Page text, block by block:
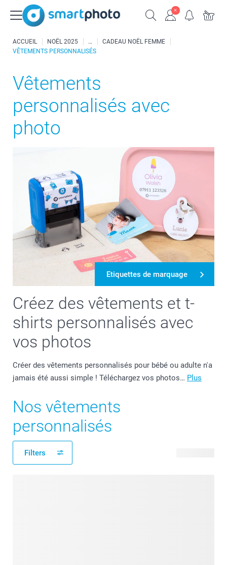
ACCUEIL NOËL 2025
CADEAU NOËL FEMME
VÊTEMENTS PERSONNALISÉS
Vêtements
personnalisés avec
photo
Créez des vêtements et t-
shirts personnalisés avec
vos photos
Créer des vêtements personnalisés pour bébé ou adulte n'a
jamais été aussi simple ! Téléchargez vos photos… Plus
Etiquettes de marquage
Nos vêtements
personnalisés
Filters